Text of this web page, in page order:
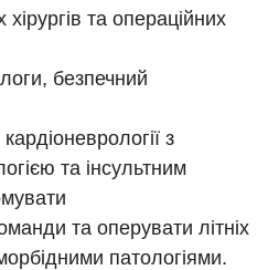
та операційних
безпечний
з
та інсультним
та оперувати літніх
патологіями.